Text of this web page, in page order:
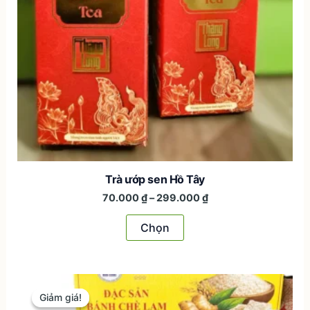
Trà ướp sen Hồ Tây
70.000₫ – 299.000₫Khoảng
Chọn
Sản
có
nhiều
biến
Giảm giá!
Giảm giá!